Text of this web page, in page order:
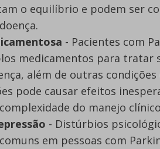
o equilíbrio e podem ser
- Pacientes com
medicamentos para tratar
além de outras
pode causar efeitos
do manejo
- Distúrbios
em pessoas com